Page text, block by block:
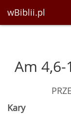
wBiblii.pl
Am 4,6-
Kary